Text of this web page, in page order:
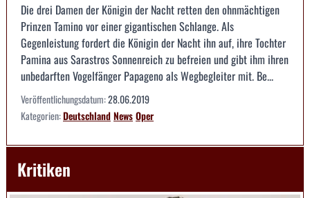
Die drei Damen der Königin der Nacht retten den ohnmächtigen
Prinzen Tamino vor einer gigantischen Schlange. Als
Gegenleistung fordert die Königin der Nacht ihn auf, ihre Tochter
Pamina aus Sarastros Sonnenreich zu befreien und gibt ihm ihren
unbedarften Vogelfänger Papageno als Wegbegleiter mit. Be...
Veröffentlichungsdatum:28.06.2019
Kategorien:DeutschlandNewsOper
Kritiken